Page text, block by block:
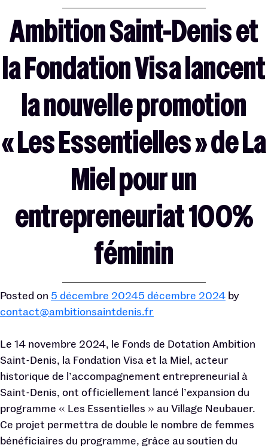
Ambition Saint-Denis et
la Fondation Visa lancent
la nouvelle promotion
« Les Essentielles » de La
Miel pour un
entrepreneuriat 100%
féminin
Posted on 5 décembre 20245 décembre 2024 by
contact@ambitionsaintdenis.fr
Le 14 novembre 2024, le Fonds de Dotation Ambition
Saint-Denis, la Fondation Visa et la Miel, acteur
historique de l’accompagnement entrepreneurial à
Saint-Denis, ont officiellement lancé l’expansion du
programme « Les Essentielles » au Village Neubauer.
Ce projet permettra de double le nombre de femmes
bénéficiaires du programme, grâce au soutien du